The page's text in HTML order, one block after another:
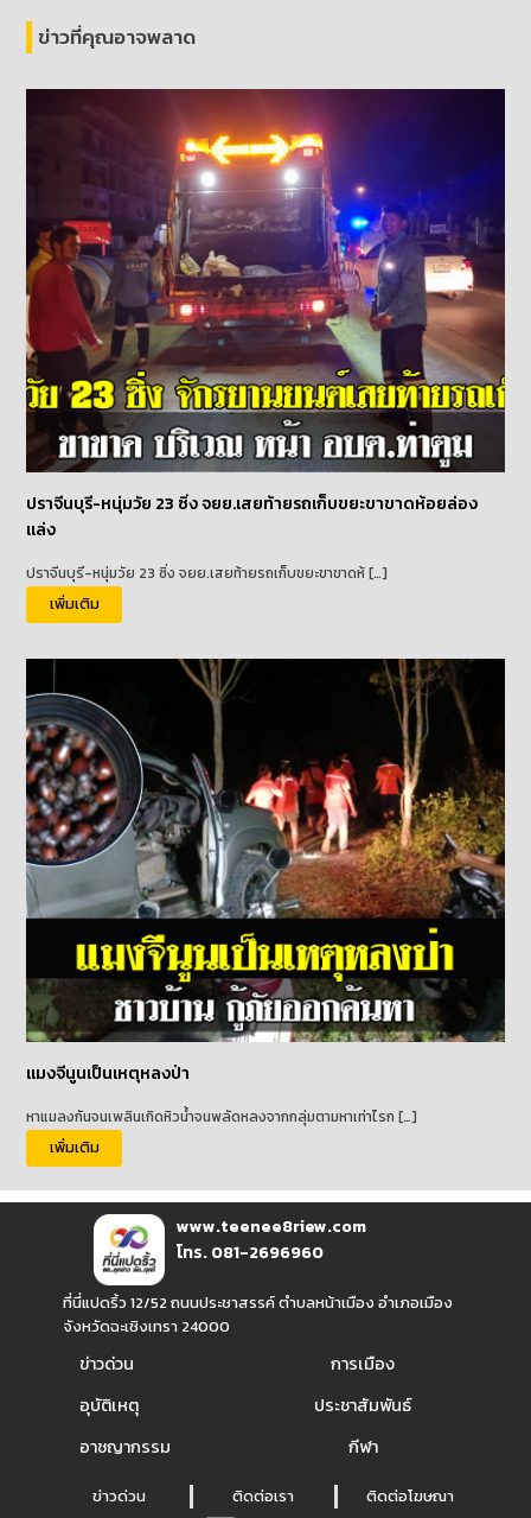
ข่าวที่คุณอาจพลาด
ปราจีนบุรี-หนุ่มวัย 23 ซิ่ง จยย.เสยท้ายรถเก็บขยะขาขาดห้อยล่อง
แล่ง
ปราจีนบุรี-หนุ่มวัย 23 ซิ่ง จยย.เสยท้ายรถเก็บขยะขาขาดห้ […]
เพิ่มเติม
แมงจีนูนเป็นเหตุหลงป่า
หาแมลงกันจนเพลินเกิดหิวน้ำจนพลัดหลงจากกลุ่มตามหาเท่าไรก […]
เพิ่มเติม
www.teenee8riew.com
โทร. 081-2696960
ที่นี่แปดริ้ว 12/52 ถนนประชาสรรค์ ตำบลหน้าเมือง อำเภอเมือง
จังหวัดฉะเชิงเทรา 24000
ข่าวด่วน
อุบัติเหตุ
อาชญากรรม
การเมือง
ประชาสัมพันธ์
กีฬา
ข่าวด่วน ติดต่อเรา ติดต่อโฆษณา